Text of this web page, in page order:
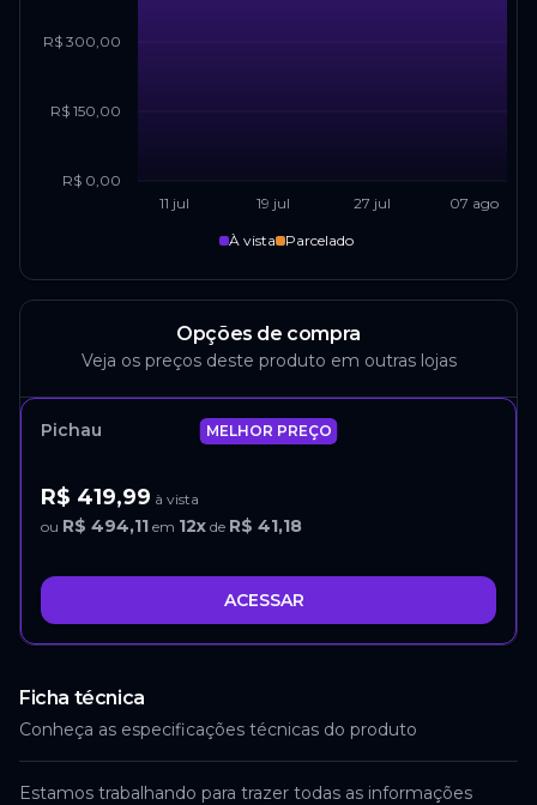
11 jul 19 jul 27 jul 07 ago
R$ 0,00
R$ 150,00
R$ 300,00
À vista Parcelado
Opções de compra
Veja os preços deste produto em outras lojas
Pichau MELHOR PREÇO
R$ 419,99 à vista
ou R$ 494,11 em 12x de R$ 41,18
ACESSAR
Ficha técnica
Conheça as especificações técnicas do produto
Estamos trabalhando para trazer todas as informações